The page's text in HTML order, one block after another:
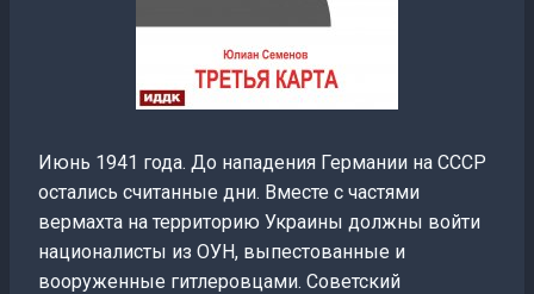
Июнь 1941 года. До нападения Германии на СССР
остались считанные дни. Вместе с частями
вермахта на территорию Украины должны войти
националисты из ОУН, выпестованные и
вооруженные гитлеровцами. Советский